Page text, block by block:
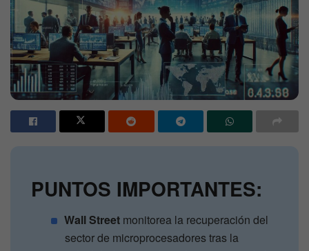
PUNTOS IMPORTANTES:
Wall Street monitorea la recuperación del
sector de microprocesadores tras la